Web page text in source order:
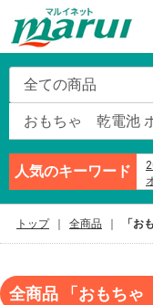
人気のキーワード
トップ 全商品 「お
全商品 「おもち